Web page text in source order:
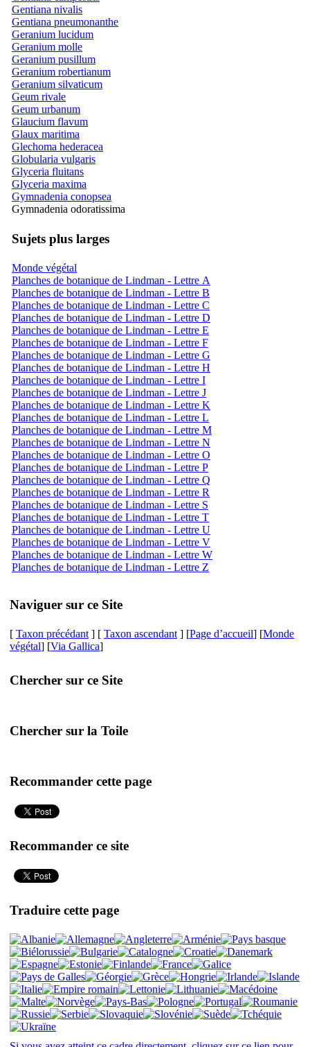
Gentiana nivalis
Gentiana pneumonanthe
Geranium lucidum
Geranium molle
Geranium pusillum
Geranium robertianum
Geranium silvaticum
Geum rivale
Geum urbanum
Glaucium flavum
Glaux maritima
Glechoma hederacea
Globularia vulgaris
Glyceria fluitans
Glyceria maxima
Gymnadenia conopsea
Gymnadenia odoratissima
Sujets plus larges
Monde végétal
Planches de botanique de Lindman - Lettre A
Planches de botanique de Lindman - Lettre B
Planches de botanique de Lindman - Lettre C
Planches de botanique de Lindman - Lettre D
Planches de botanique de Lindman - Lettre E
Planches de botanique de Lindman - Lettre F
Planches de botanique de Lindman - Lettre G
Planches de botanique de Lindman - Lettre H
Planches de botanique de Lindman - Lettre I
Planches de botanique de Lindman - Lettre J
Planches de botanique de Lindman - Lettre K
Planches de botanique de Lindman - Lettre L
Planches de botanique de Lindman - Lettre M
Planches de botanique de Lindman - Lettre N
Planches de botanique de Lindman - Lettre O
Planches de botanique de Lindman - Lettre P
Planches de botanique de Lindman - Lettre Q
Planches de botanique de Lindman - Lettre R
Planches de botanique de Lindman - Lettre S
Planches de botanique de Lindman - Lettre T
Planches de botanique de Lindman - Lettre U
Planches de botanique de Lindman - Lettre V
Planches de botanique de Lindman - Lettre W
Planches de botanique de Lindman - Lettre Z
Naviguer sur ce Site
[ Taxon précédant ] [ Taxon ascendant ] [Page d’accueil] [Monde
végétal] [Via Gallica]
Chercher sur ce Site
Chercher sur la Toile
Recommander cette page
Recommander ce site
Traduire cette page